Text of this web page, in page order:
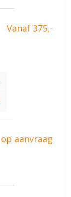
Vanaf 375,-
op aanvraag